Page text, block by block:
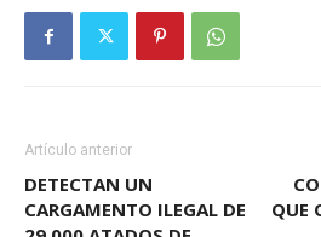
Artículo anterior
DETECTAN UN
CARGAMENTO ILEGAL DE
QUE